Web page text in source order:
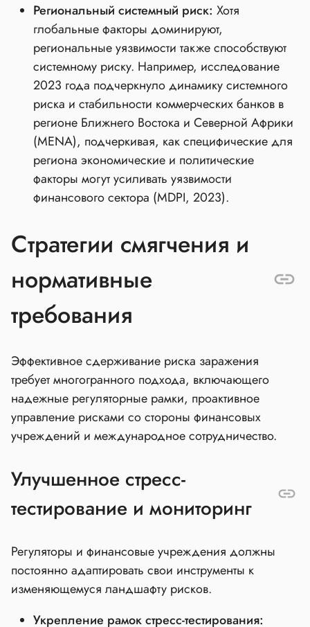
Региональный системный риск: Хотя
глобальные факторы доминируют,
региональные уязвимости также способствуют
системному риску. Например, исследование
2023 года подчеркнуло динамику системного
риска и стабильности коммерческих банков в
регионе Ближнего Востока и Северной Африки
(MENA), подчеркивая, как специфические для
региона экономические и политические
факторы могут усиливать уязвимости
финансового сектора (MDPI, 2023).
Стратегии смягчения и
нормативные
требования
Эффективное сдерживание риска заражения
требует многогранного подхода, включающего
надежные регуляторные рамки, проактивное
управление рисками со стороны финансовых
учреждений и международное сотрудничество.
Улучшенное стресс-
тестирование и мониторинг
Регуляторы и финансовые учреждения должны
постоянно адаптировать свои инструменты к
изменяющемуся ландшафту рисков.
Укрепление рамок стресс-тестирования: